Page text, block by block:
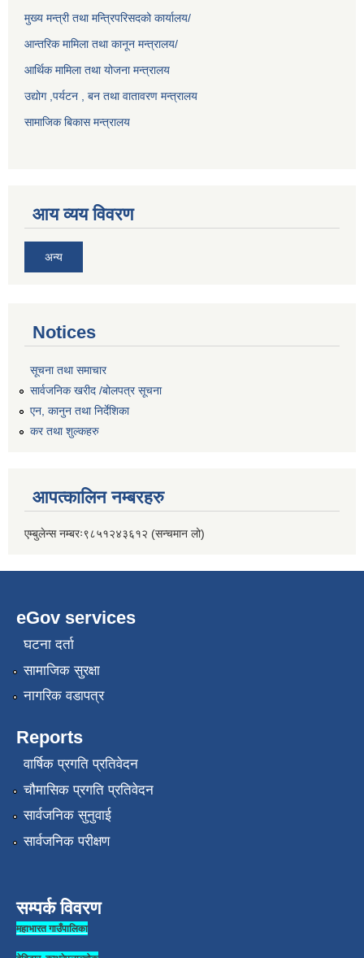
मुख्य मन्त्री तथा मन्त्रिपरिसदको कार्यालय/
आन्तरिक मामिला तथा कानून मन्त्रालय/
आर्थिक मामिला तथा योजना मन्त्रालय
उद्योग ,पर्यटन , बन तथा वातावरण मन्त्रालय
सामाजिक बिकास मन्त्रालय
आय व्यय विवरण
अन्य
Notices
सूचना तथा समाचार
सार्वजनिक खरीद /बोलपत्र सूचना
एन, कानुन तथा निर्देशिका
कर तथा शुल्कहरु
आपत्कालिन नम्बरहरु
एम्बुलेन्स नम्बरः९८५१२४३६१२ (सन्चमान लो)
eGov services
घटना दर्ता
सामाजिक सुरक्षा
नागरिक वडापत्र
Reports
वार्षिक प्रगति प्रतिवेदन
चौमासिक प्रगति प्रतिवेदन
सार्वजनिक सुनुवाई
सार्वजनिक परीक्षण
सम्पर्क विवरण
महाभारत गाउँपालिका